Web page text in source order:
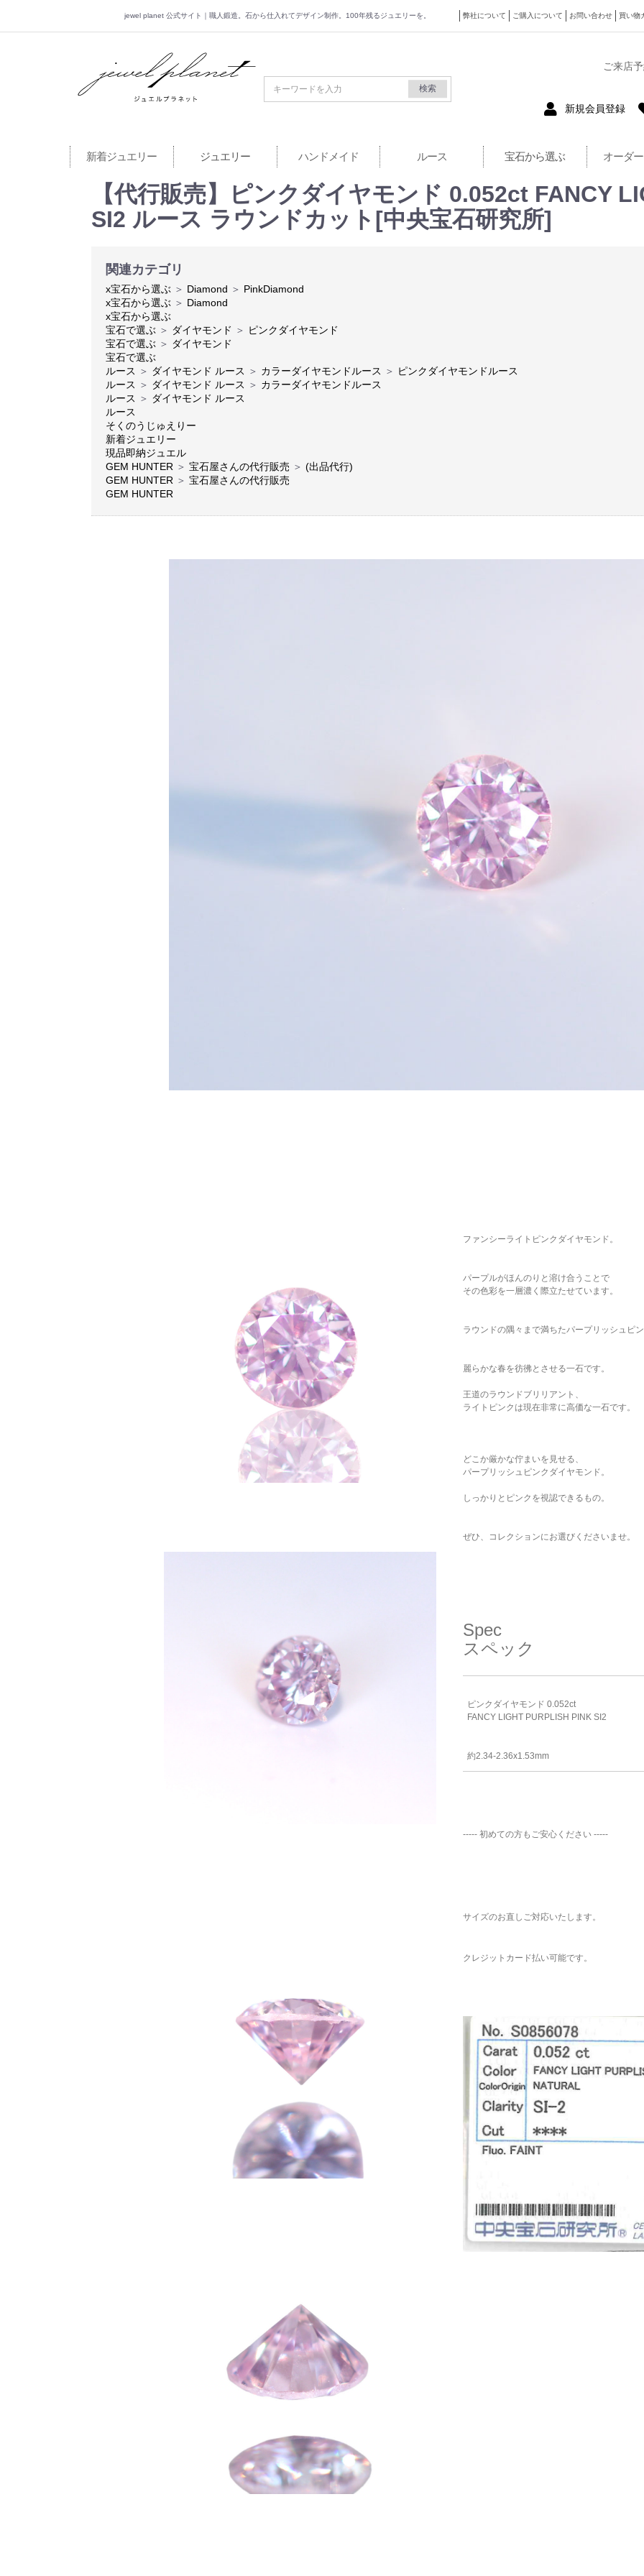
jewel planet 公式サイト｜職人鍛造。石から仕入れてデザイン制作。100年残るジュエリーを。 弊社について ご購入について お問い合わせ 買い物
jewel planet 公式サイト
検索
ご来店
新規会員登録
新着ジュエリー ジュエリー ハンドメイド ルース 宝石から選ぶ オーダ
【代行販売】ピンクダイヤモンド 0.052ct FANCY
SI2 ルース ラウンドカット[中央宝石研究所]
関連カテゴリ
x宝石から選ぶ ＞ Diamond ＞ PinkDiamond
x宝石から選ぶ ＞ Diamond
x宝石から選ぶ
宝石で選ぶ ＞ ダイヤモンド ＞ ピンクダイヤモンド
宝石で選ぶ ＞ ダイヤモンド
宝石で選ぶ
ルース ＞ ダイヤモンド ルース ＞ カラーダイヤモンドルース ＞ ピンクダイヤモンドルース
ルース ＞ ダイヤモンド ルース ＞ カラーダイヤモンドルース
ルース ＞ ダイヤモンド ルース
ルース
そくのうじゅえりー
新着ジュエリー
現品即納ジュエル
GEM HUNTER ＞ 宝石屋さんの代行販売 ＞ (出品代行)
GEM HUNTER ＞ 宝石屋さんの代行販売
GEM HUNTER
ファンシーライトピンクダイヤモンド。
パープルがほんのりと溶け合うことで
その色彩を一層濃く際立たせています。
ラウンドの隅々まで満ちたパープリッシュピ
麗らかな春を彷彿とさせる一石です。
王道のラウンドブリリアント、
ライトピンクは現在非常に高価な一石です。
どこか厳かな佇まいを見せる、
パープリッシュピンクダイヤモンド。
しっかりとピンクを視認できるもの。
ぜひ、コレクションにお選びくださいませ。
Spec
スペック
ピンクダイヤモンド 0.052ct
FANCY LIGHT PURPLISH PINK SI2
約2.34-2.36x1.53mm
----- 初めての方もご安心ください -----
サイズのお直しご対応いたします。
クレジットカード払い可能です。
カートを見る